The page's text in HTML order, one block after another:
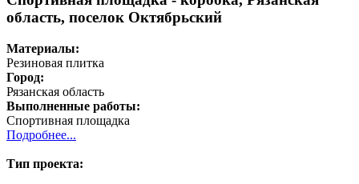
область, поселок Октябрьский
Материалы:
Резиновая плитка
Город:
Рязанская область
Выполненные работы:
Спортивная площадка
Подробнее...
Тип проекта: